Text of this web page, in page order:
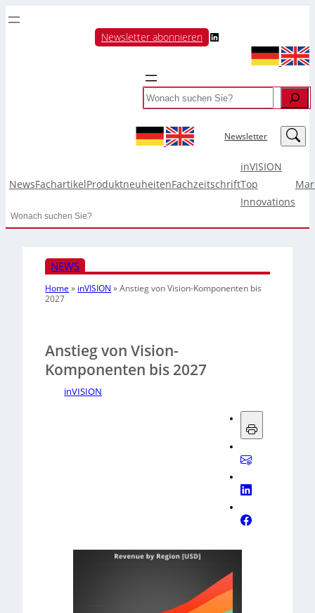
Newsletter abonnieren LinkedIn
Search
Newsletter LinkedIn
NewsFachartikelProduktneuheitenFachzeitschrift
inVISION
Top
Innovations
Search
NEWS
Home » inVISION »Anstieg von Vision-Komponenten bis
2027
Anstieg von Vision-
Komponenten bis 2027
inVISION